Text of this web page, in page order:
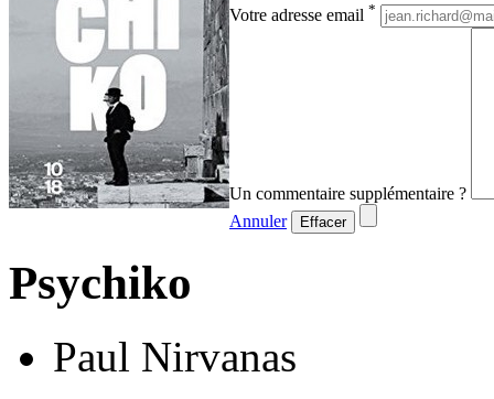
Votre adresse email *
Un commentaire supplémentaire ?
Annuler
Effacer
Psychiko
Paul Nirvanas